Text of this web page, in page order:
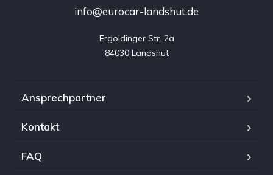
info@eurocar-landshut.de
Ergoldinger Str. 2a
84030 Landshut
Ansprechpartner
Kontakt
FAQ